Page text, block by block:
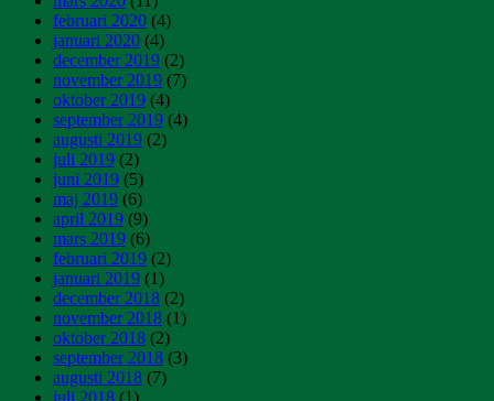
februari 2020 (4)
januari 2020 (4)
december 2019 (2)
november 2019 (7)
oktober 2019 (4)
september 2019 (4)
augusti 2019 (2)
juli 2019 (2)
juni 2019 (5)
maj 2019 (6)
april 2019 (9)
mars 2019 (6)
februari 2019 (2)
januari 2019 (1)
december 2018 (2)
november 2018 (1)
oktober 2018 (2)
september 2018 (3)
augusti 2018 (7)